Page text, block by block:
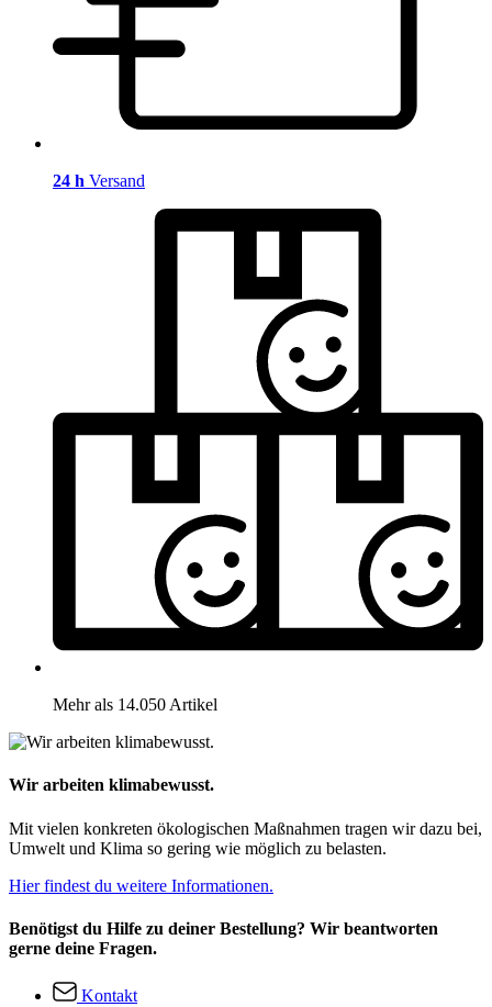
24 h Versand
Mehr als 14.050 Artikel
Wir arbeiten klimabewusst.
Mit vielen konkreten ökologischen Maßnahmen tragen wir dazu bei,
Umwelt und Klima so gering wie möglich zu belasten.
Hier findest du weitere Informationen.
Benötigst du Hilfe zu deiner Bestellung? Wir beantworten
gerne deine Fragen.
Kontakt